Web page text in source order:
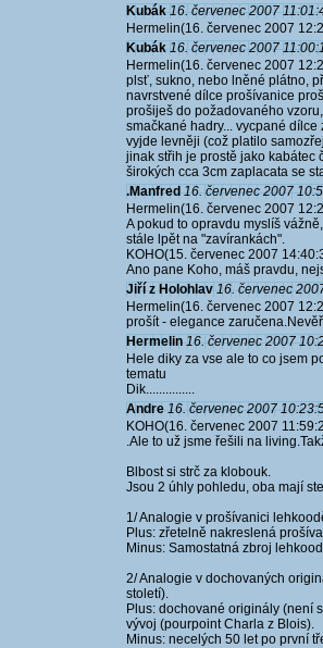
Kubák 16. červenec 2007
Hermelin(16. červenec 2007
Kubák 16. červenec 2007
Hermelin(16. červenec 2007
plsť, sukno, nebo lněné plátno,
navrstvené dílce prošívanice
prošiješ do požadovaného
smačkané hadry... vycpané
vyjde levněji (což platilo
jinak střih je prostě jako kabátec
širokých cca 3cm zaplacata se
.Manfred 16. červenec 2007
Hermelin(16. červenec 2007
A pokud to opravdu myslíš
stále lpět na "zavírankách".
KOHO(15. červenec 2007
Ano pane Koho, máš pravdu,
Jiří z Holohlav 16. červenec
Hermelin(16. červenec 2007
prošít - elegance
Hermelin 16. červenec 2007
Hele diky za vse ale to co jsem
tematu
Dik...............
Andre 16. červenec 2007
KOHO(16. červenec 2007
.Ale to už jsme řešili na
Blbost si strč za klobouk.
Jsou 2 úhly pohledu, oba mají
1/ Analogie v prošívanici
Plus: zřetelně nakreslená
Minus: Samostatná zbroj
2/ Analogie v dochovaných
století).
Plus: dochované originály (není
vývoj (pourpoint Charla z Blois).
Minus: necelých 50 let po první